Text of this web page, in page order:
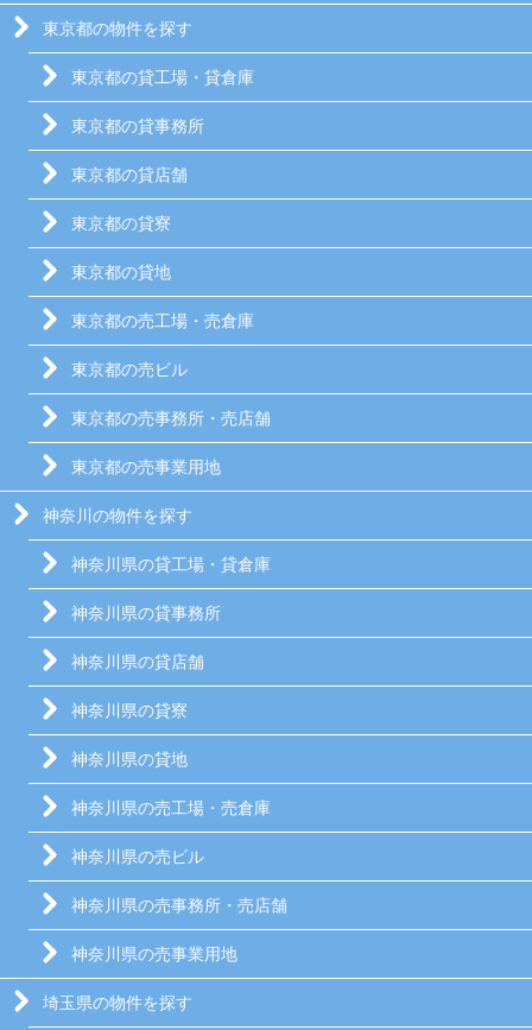
東京都の物件を探す
東京都の貸工場・貸倉庫
東京都の貸事務所
東京都の貸店舗
東京都の貸寮
東京都の貸地
東京都の売工場・売倉庫
東京都の売ビル
東京都の売事務所・売店舗
東京都の売事業用地
神奈川の物件を探す
神奈川県の貸工場・貸倉庫
神奈川県の貸事務所
神奈川県の貸店舗
神奈川県の貸寮
神奈川県の貸地
神奈川県の売工場・売倉庫
神奈川県の売ビル
神奈川県の売事務所・売店舗
神奈川県の売事業用地
埼玉県の物件を探す